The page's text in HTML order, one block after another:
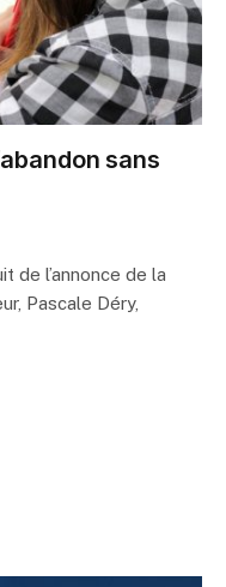
sans
de l’annonce de la
Pascale Déry,